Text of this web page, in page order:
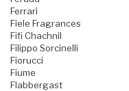
Ferrari
Fiele Fragrances
Fifi Chachnil
Filippo Sorcinelli
Fiorucci
Fiume
Flabbergast